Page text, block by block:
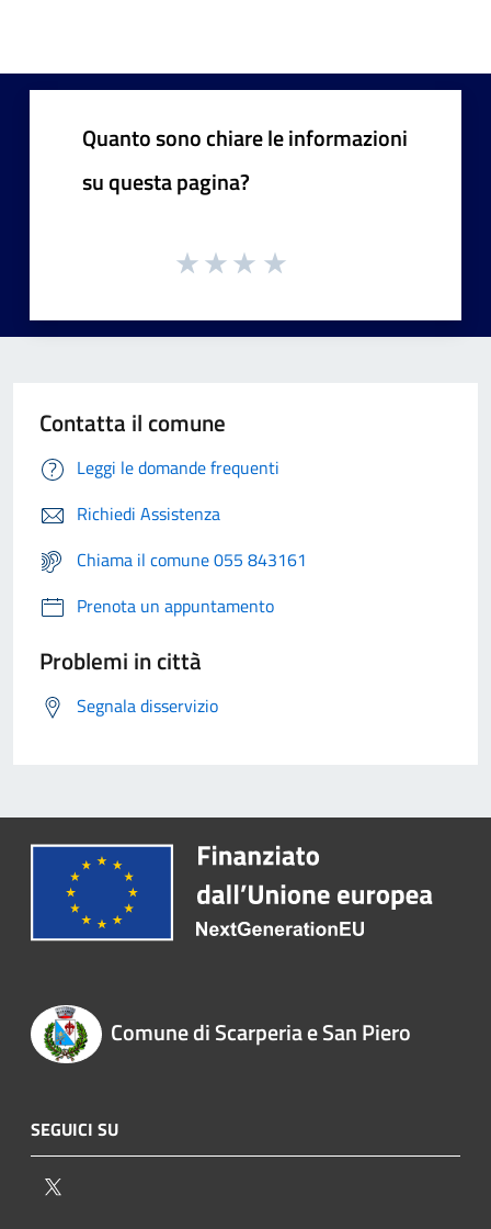
Quanto sono chiare le informazioni
su questa pagina?
Contatta il comune
Leggi le domande frequenti
Richiedi Assistenza
Chiama il comune 055 843161
Prenota un appuntamento
Problemi in città
Segnala disservizio
Comune di Scarperia e San Piero
SEGUICI SU